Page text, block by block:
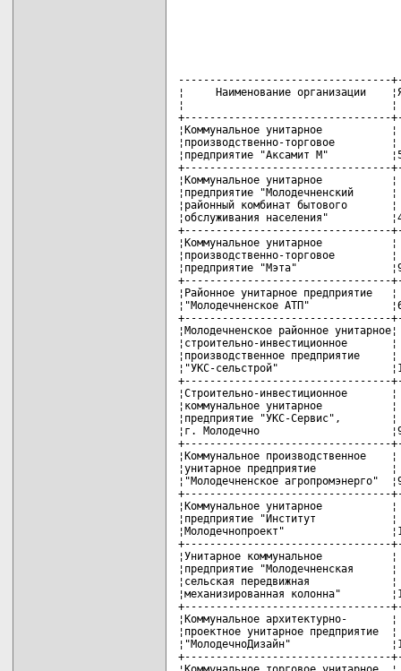
----------------------------------
¦     Наименование организации
¦                                 ¦
+---------------------------------
¦Коммунальное унитарное
¦производственно-
¦предприятие "Аксамит М"
+---------------------------------
¦Коммунальное унитарное
¦предприятие
¦районный комбинат
¦обслуживания населения"
+---------------------------------
¦Коммунальное унитарное
¦производственно-
¦предприятие "Мэта"
+---------------------------------
¦Районное унитарное
¦"Молодечненское АТП"
+---------------------------------
¦Молодечненское районное
¦строительно-
¦производственное
¦"УКС-сельстрой"
+---------------------------------
¦Строительно-
¦коммунальное унитарное
¦предприятие "УКС-
¦г. Молодечно
+---------------------------------
¦Коммунальное
¦унитарное предприятие
¦"Молодечненское
+---------------------------------
¦Коммунальное унитарное
¦предприятие "Институт
¦Молодечнопроект"
+---------------------------------
¦Унитарное коммунальное
¦предприятие
¦сельская передвижная
¦механизированная колонна"
+---------------------------------
¦Коммунальное
¦проектное унитарное
¦"МолодечноДизайн"
+---------------------------------